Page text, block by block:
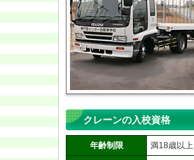
クレーンの入校資格
年齢制限 満18歳以上